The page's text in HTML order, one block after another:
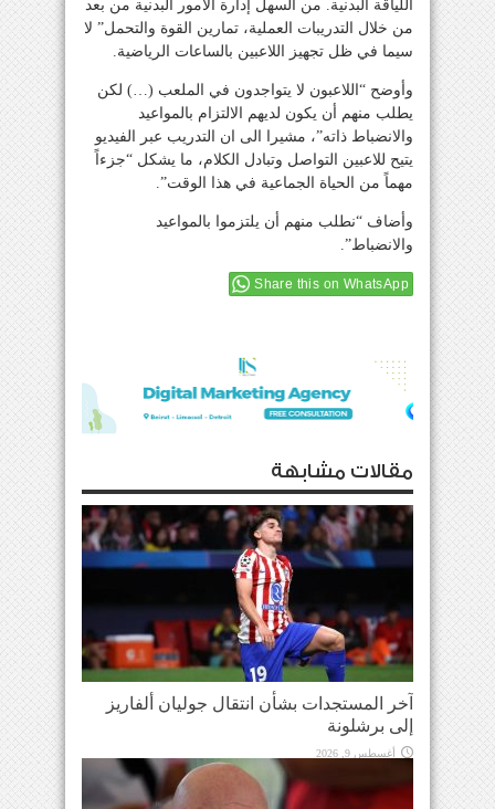
اللياقة البدنية. من السهل إدارة الامور البدنية من بعد
من خلال التدريبات العملية، تمارين القوة والتحمل” لا
سيما في ظل تجهيز اللاعبين بالساعات الرياضية.
وأوضح “اللاعبون لا يتواجدون في الملعب (…) لكن
يطلب منهم أن يكون لديهم الالتزام بالمواعيد
والانضباط ذاته”، مشيرا الى ان التدريب عبر الفيديو
يتيح للاعبين التواصل وتبادل الكلام، ما يشكل “جزءاً
مهماً من الحياة الجماعية في هذا الوقت”.
وأضاف “نطلب منهم أن يلتزموا بالمواعيد
والانضباط”.
Share this on WhatsApp
مقالات مشابهة
آخر المستجدات بشأن انتقال جوليان ألفاريز
إلى برشلونة
أغسطس 9, 2026